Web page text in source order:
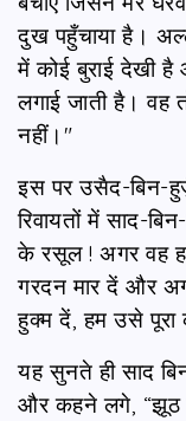
दुख पहुँचाया है।
में कोई बुराई देखी
लगाई जाती है। वह
नहीं।"
इस पर उसैद-बिन-
रिवायतों में साद-
के रसूल ! अगर वह
गरदन मार दें और
हुक्म दें, हम उसे पूरा
यह सुनते ही साद
और कहने लगे, “झूठ